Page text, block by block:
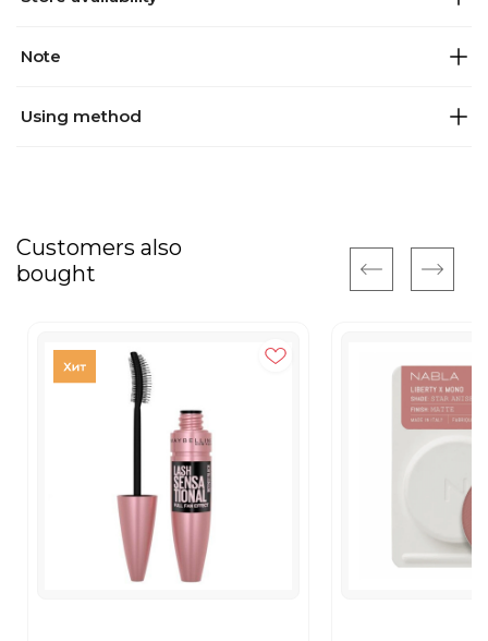
Note
Using method
Customers also
bought